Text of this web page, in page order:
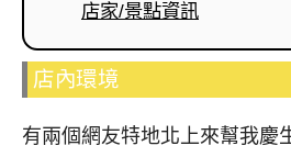
店家/景點資訊
店內環境
有兩個網友特地北上來幫我慶